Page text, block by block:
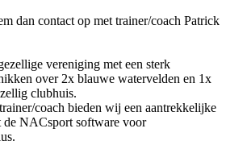
dan contact op met trainer/coach Patrick
vereniging met een sterk
over 2x blauwe watervelden en 1x
clubhuis.
coach bieden wij een aantrekkelijke
NACsport software voor